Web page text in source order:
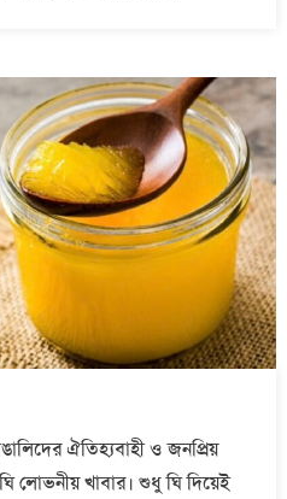
ঐতিহ্যবাহী ও জনপ্রিয়
লোভনীয় খাবার। শুধু ঘি দিয়েই